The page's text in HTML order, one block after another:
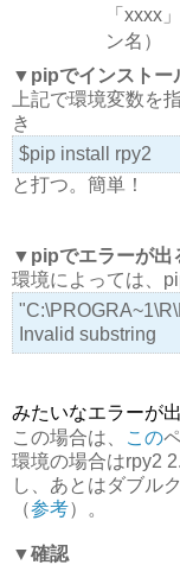
「xxxx
ン名）
▼pipでインストー
上記で環境変数を
き
$pip install rpy2
と打つ。簡単！
▼pipでエラーが出
環境によっては、
Invalid substring
みたいなエラーが
この場合は、
この
環境の場合はrpy2
し、あとはダブル
（参考）。
▼確認